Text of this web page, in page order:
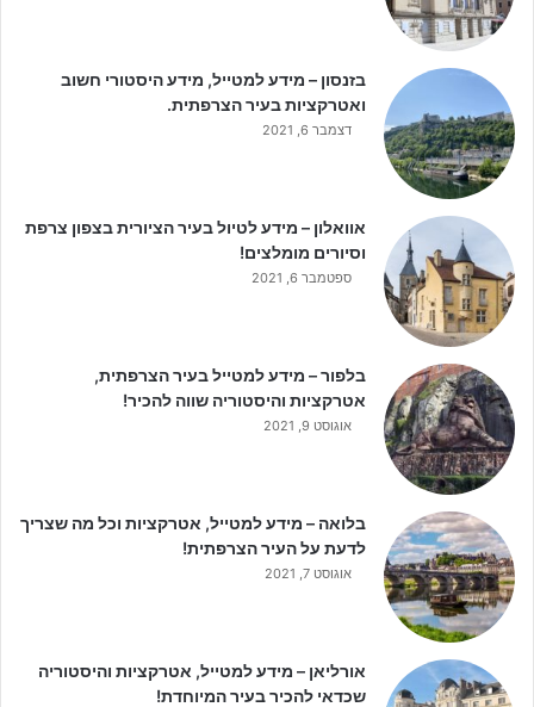
בזנסון – מידע למטייל, מידע היסטורי חשוב
ואטרקציות בעיר הצרפתית.
דצמבר 6, 2021
אוואלון – מידע לטיול בעיר הציורית בצפון צרפת
וסיורים מומלצים!
ספטמבר 6, 2021
בלפור – מידע למטייל בעיר הצרפתית,
אטרקציות והיסטוריה שווה להכיר!
אוגוסט 9, 2021
בלואה – מידע למטייל, אטרקציות וכל מה שצריך
לדעת על העיר הצרפתית!
אוגוסט 7, 2021
אורליאן – מידע למטייל, אטרקציות והיסטוריה
שכדאי להכיר בעיר המיוחדת!